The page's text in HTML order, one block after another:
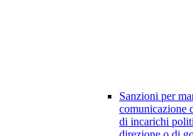
Sanzioni per
comunicazione
di incarichi